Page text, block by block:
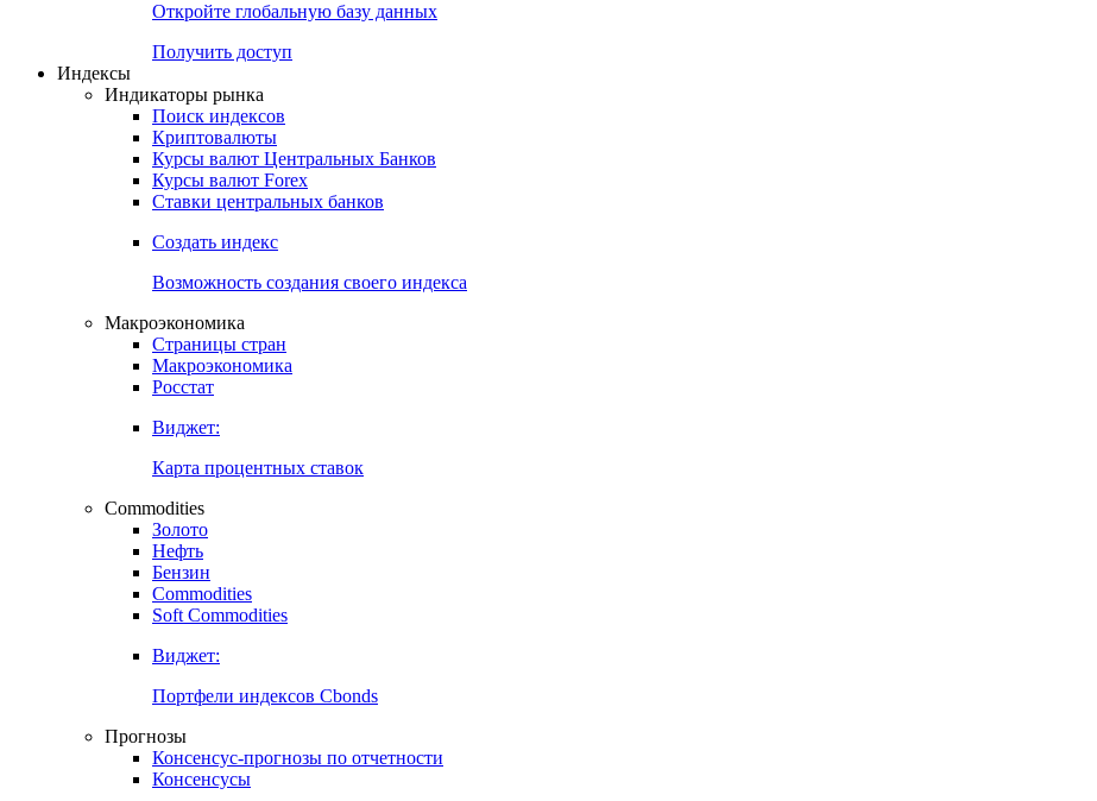
Откройте глобальную базу данных
Получить доступ
Индексы
Индикаторы рынка
Поиск индексов
Криптовалюты
Курсы валют Центральных Банков
Курсы валют Forex
Ставки центральных банков
Создать индекс
Возможность создания своего индекса
Макроэкономика
Страницы стран
Макроэкономика
Росстат
Виджет:
Карта процентных ставок
Commodities
Золото
Нефть
Бензин
Commodities
Soft Commodities
Виджет:
Портфели индексов Cbonds
Прогнозы
Консенсус-прогнозы по отчетности
Консенсусы